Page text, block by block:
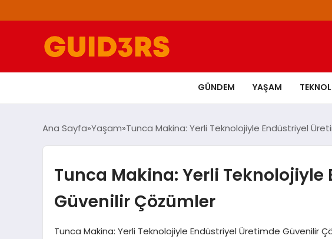
GÜNDEM YAŞAM
Ana Sayfa Yaşam Tunca Makina: Yerli Teknolojiyle Endüstriyel
Tunca Makina: Yerli
Güvenilir Çözümler
Tunca Makina: Yerli Teknolojiyle Endüstriyel Üretimde Güvenilir